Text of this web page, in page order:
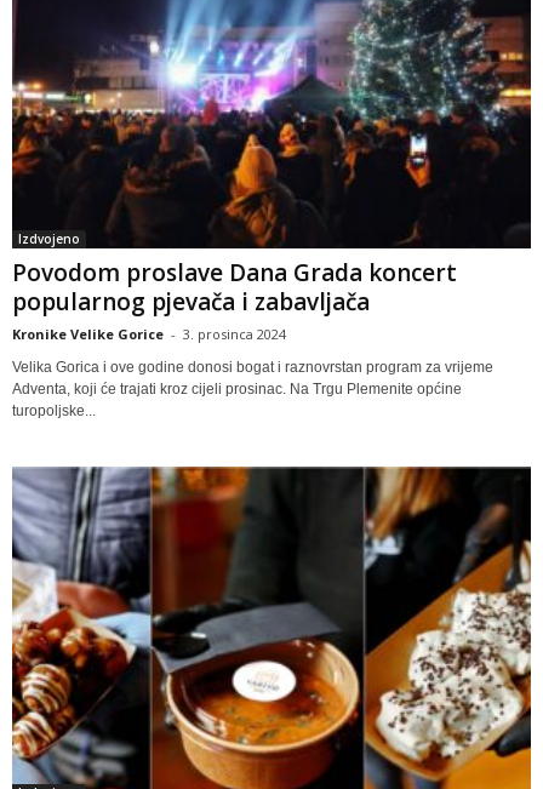
Izdvojeno
Povodom proslave Dana Grada koncert
popularnog pjevača i zabavljača
Kronike Velike Gorice - 3. prosinca 2024
Velika Gorica i ove godine donosi bogat i raznovrstan program za vrijeme
Adventa, koji će trajati kroz cijeli prosinac. Na Trgu Plemenite općine
turopoljske...